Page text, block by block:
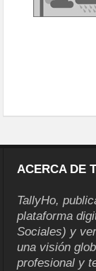
ACERCA DE
TallyHo,
plataforma
Sociales) y
una visión
profesional y